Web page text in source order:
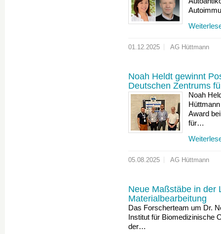
01.12.2025 AG Hüttmann
Noah Heldt gewinnt
Deutschen Zentrums
Noah
Award
für…
05.08.2025 AG Hüttmann
Neue Maßstäbe in der
Materialbearbeitung
Das Forscherteam um Dr.
Institut für Biomedizinische
der…